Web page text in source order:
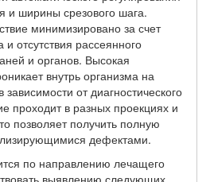
и ширины срезового шага.
минимизировано за счет
и отсутствия рассеянного
и органов. Высокая
внутрь организма на
от диагностического
проходит в разных проекциях и
позволяет получить полную
дефектами.
по направлению лечащего
выявлению следующих